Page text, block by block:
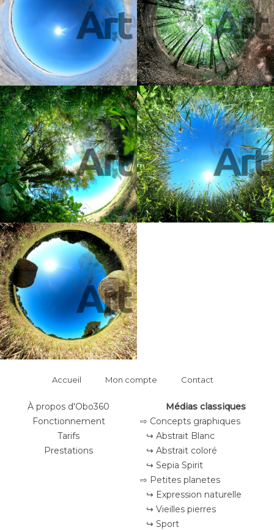
Accueil Mon compte Contact
À propos d'Obo360
Fonctionnement
Tarifs
Prestations
Médias classiques
⇨ Concepts graphiques
↪ Abstrait Blanc
↪ Abstrait coloré
↪ Sepia Spirit
⇨ Petites planetes
↪ Expression naturelle
↪ Vieilles pierres
↪ Sport